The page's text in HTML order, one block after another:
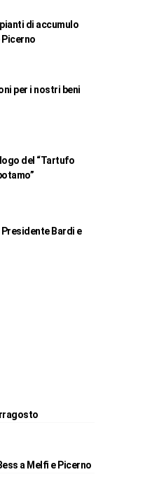
di accumulo
Picerno
per i nostri beni
del “Tartufo
Bardi e
a Melfi e Picerno